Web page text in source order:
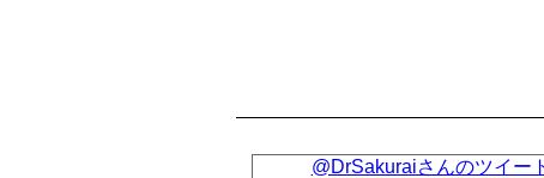
@DrSakuraiさんのツイー